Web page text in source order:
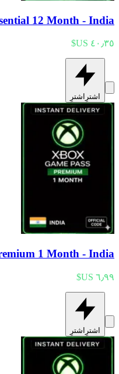
12 Month - India
اشترِ اشترِ
1 Month - India
اشترِ اشترِ